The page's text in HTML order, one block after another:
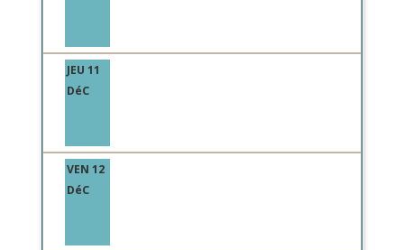
JEU 11
DéC
VEN 12
DéC